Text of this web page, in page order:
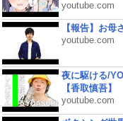
youtube.com
【報告】お母
youtube.com
夜に駆ける/
【香取慎吾】
youtube.com